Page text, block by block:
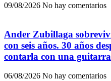
09/08/2026 No hay comentarios
Ander Zubillaga
con seis años. 30 años
contarla con una
06/08/2026 No hay comentarios